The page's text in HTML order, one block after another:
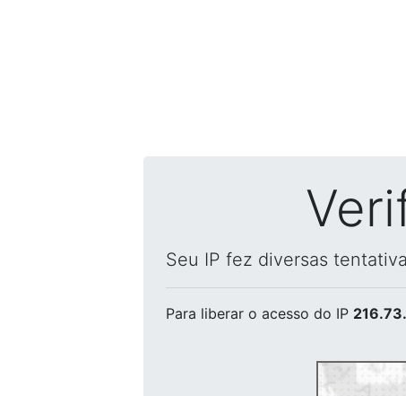
Seu IP fez diversas
Para liberar o acesso do IP